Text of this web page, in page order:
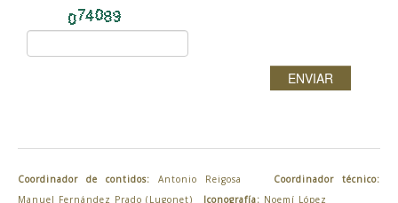
ENVIAR
Coordinador de contidos: Antonio Reigosa Coordinador técnico:
Manuel Fernández Prado (Lugonet) Iconografía: Noemí López